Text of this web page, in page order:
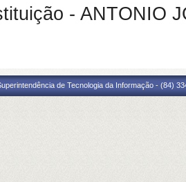
- ANTONIO
de Tecnologia da Informação - (84)